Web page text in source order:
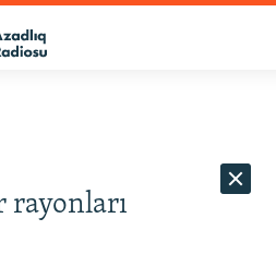
rayonları